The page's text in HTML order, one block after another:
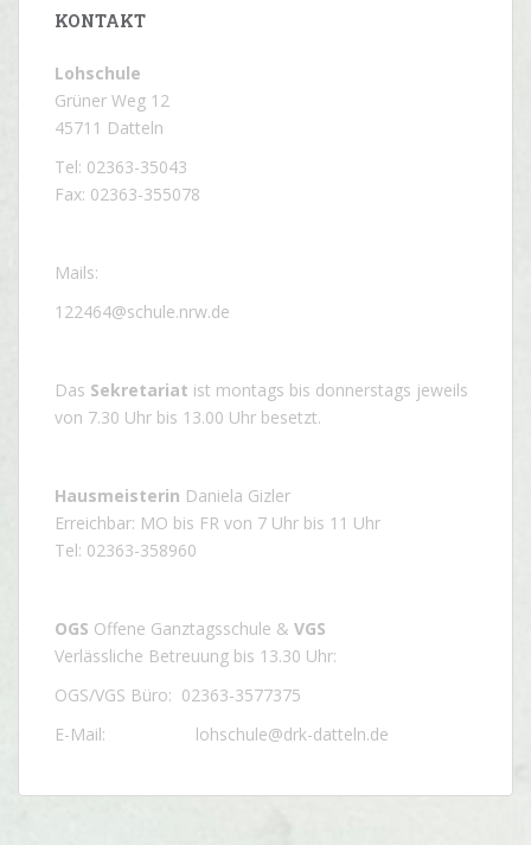
KONTAKT
Lohschule
Grüner Weg 12
45711 Datteln
Tel: 02363-35043
Fax: 02363-355078
Mails:
122464@schule.nrw.de
Das Sekretariat ist montags bis donnerstags jeweils
von 7.30 Uhr bis 13.00 Uhr besetzt.
Hausmeisterin Daniela Gizler
Erreichbar: MO bis FR von 7 Uhr bis 11 Uhr
Tel: 02363-358960
OGS Offene Ganztagsschule & VGS
Verlässliche Betreuung bis 13.30 Uhr:
OGS/VGS Büro: 02363-3577375
E-Mail: lohschule@drk-datteln.de